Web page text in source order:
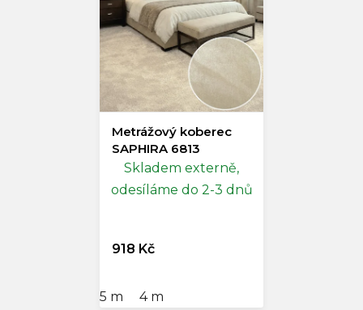
Metrážový koberec
SAPHIRA 6813
Skladem externě,
odesíláme do 2-3 dnů
918 Kč
5 m 4 m